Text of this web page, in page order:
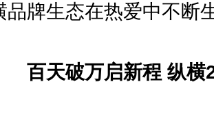
品牌生态在热爱中不断
百天破万启新程 纵横